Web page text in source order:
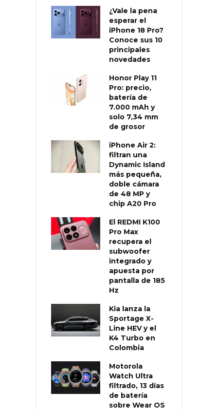
¿Vale la pena
esperar el
iPhone 18 Pro?
Conoce sus 10
principales
novedades
Honor Play 11
Pro: precio,
batería de
7.000 mAh y
solo 7,34 mm
de grosor
iPhone Air 2:
filtran una
Dynamic Island
más pequeña,
doble cámara
de 48 MP y
chip A20 Pro
El REDMI K100
Pro Max
recupera el
subwoofer
integrado y
apuesta por
pantalla de 185
Hz
Kia lanza la
Sportage X-
Line HEV y el
K4 Turbo en
Colombia
Motorola
Watch Ultra
filtrado, 13 días
de batería
sobre Wear OS